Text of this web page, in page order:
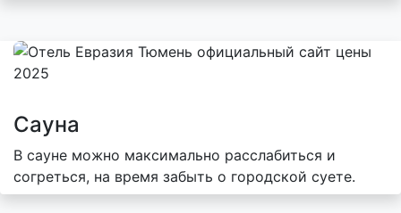
Сауна
В сауне можно максимально расслабиться и
согреться, на время забыть о городской суете.